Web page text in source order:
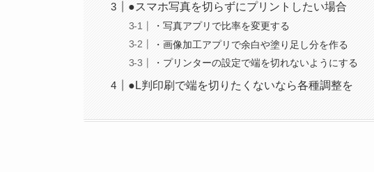
●スマホ写真を切らずにプリントしたい場合
・写真アプリで比率を変更する
・画像加工アプリで余白や塗り足し分を作る
・プリンターの設定で端を切れないようにする
●L判印刷で端を切りたくないなら各種調整を